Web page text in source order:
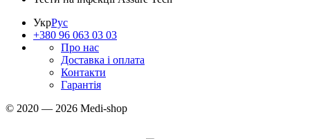
УкрРус
+380 96 063 03 03
Про нас
Доставка і оплата
Контакти
Гарантія
© 2020 — 2026 Medi-shop